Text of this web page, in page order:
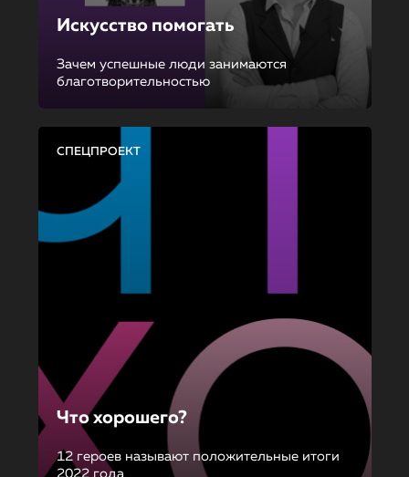
Искусство помогать
Зачем успешные люди занимаются
благотворительностью
СПЕЦПРОЕКТ
Что хорошего?
12 героев называют положительные итоги
2022 года